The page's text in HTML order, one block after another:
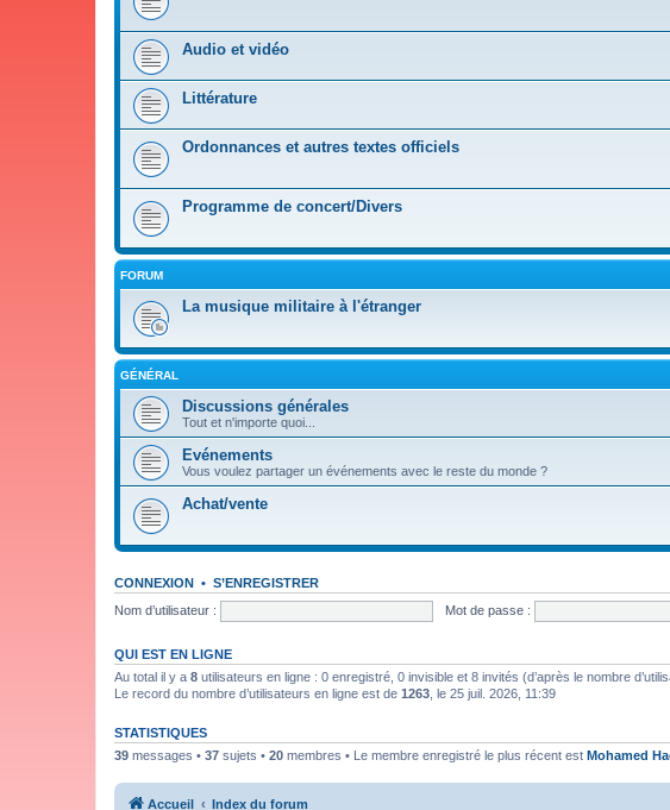
Audio et vidéo
Littérature
Ordonnances et autres textes officiels
Programme de concert/Divers
FORUM
La musique militaire à l'étranger
GÉNÉRAL
Discussions générales
Tout et n'importe quoi...
Evénements
Vous voulez partager un événements avec le reste du monde ?
Achat/vente
CONNEXION • S’ENREGISTRER
Nom d’utilisateur :
Mot de passe :
QUI EST EN LIGNE
Au total il y a 8 utilisateurs en ligne : 0 enregistré, 0 invisible et 8 invités (d’après le nombre
Le record du nombre d’utilisateurs en ligne est de 1263 , le 25 juil. 2026, 11:39
STATISTIQUES
39 messages • 37 sujets • 20 membres • Le membre enregistré le plus récent est Mohamed
Accueil Index du forum